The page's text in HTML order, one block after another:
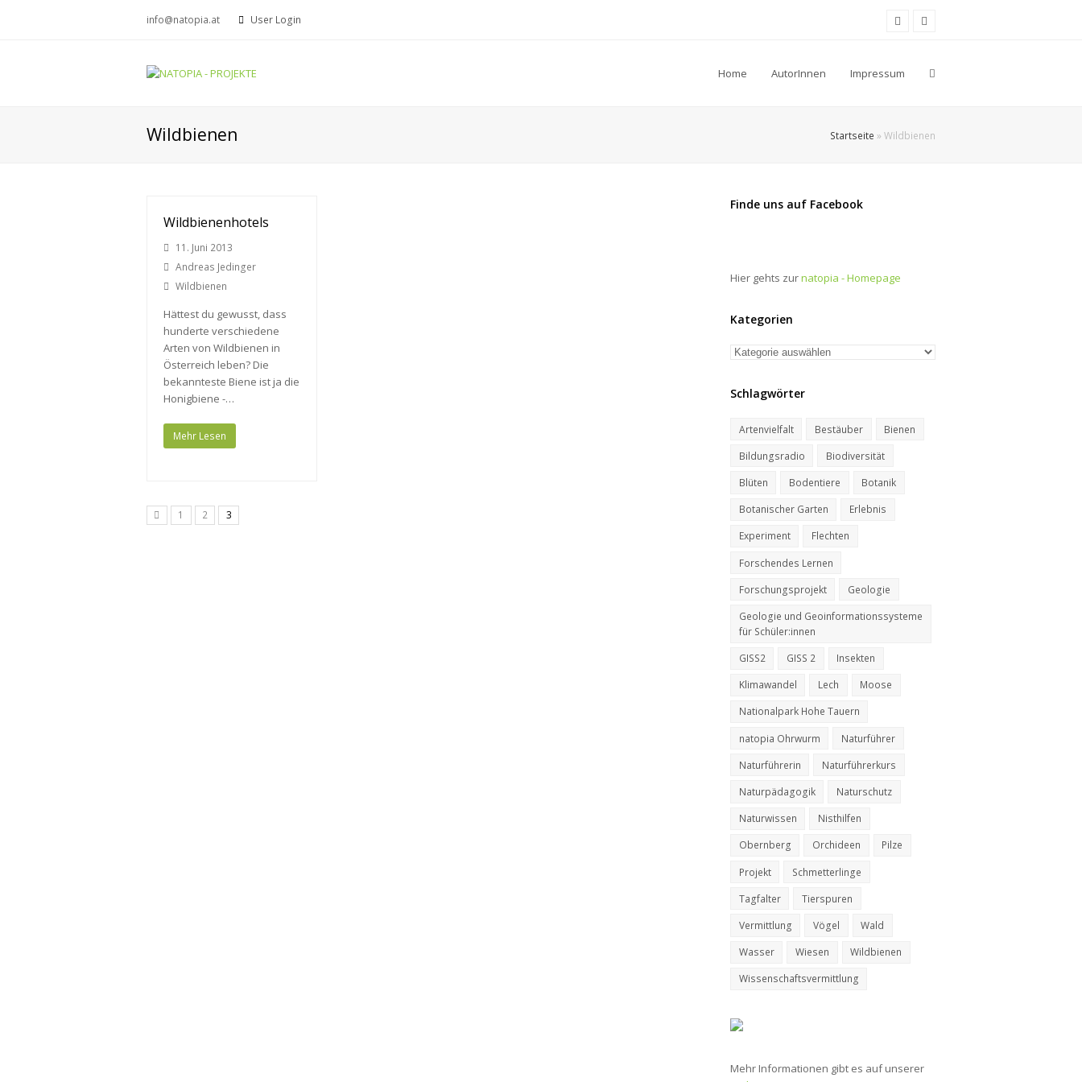
info@natopia.at User Login Facebook
Home AutorInnen Impressum
Wildbienen Startseite » Wildbienen
Wildbienenhotels
11. Juni 2013
Andreas Jedinger
Wildbienen
Hättest du gewusst, dass
hunderte verschiedene
Arten von Wildbienen in
Österreich leben? Die
bekannteste Biene ist ja die
Honigbiene -…
Mehr Lesen
1 2 3
Finde uns auf Facebook
Hier gehts zurnatopia - Homepage
Kategorien
Kategorien
Schlagwörter
Artenvielfalt Bestäuber
Bienen
Bildungsradio
Biodiversität
Blüten
Bodentiere
Botanik
Botanischer Garten
Erlebnis
Experiment
Flechten
Forschendes Lernen
Forschungsprojekt
Geologie
Geologie und Geoinformationssysteme
für Schüler:innen
GISS2
GISS 2
Insekten
Klimawandel
Lech
Moose
Nationalpark Hohe Tauern
natopia Ohrwurm
Naturführer
Naturführerin
Naturführerkurs
Naturpädagogik
Naturschutz
Naturwissen
Nisthilfen
Obernberg
Orchideen
Pilze
Projekt
Schmetterlinge
Tagfalter
Tierspuren
Vermittlung
Vögel
Wald
Wasser
Wiesen
Wildbienen
Wissenschaftsvermittlung
Mehr Informationen gibt es auf unserer